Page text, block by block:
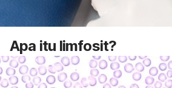
Apa itu limfosit?